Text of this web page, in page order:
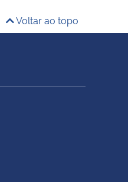
Voltar ao topo